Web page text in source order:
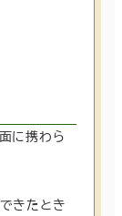
に携わら
きたとき